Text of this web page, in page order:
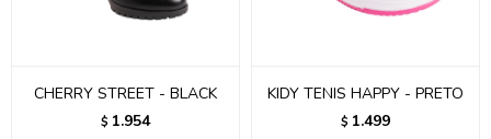
CHERRY STREET - BLACK
$ 1.954
KIDY TENIS HAPPY - PRETO
$ 1.499